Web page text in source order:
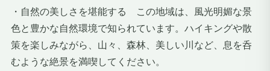
・自然の美しさを堪能する この地域は、風光明媚な景
色と豊かな自然環境で知られています。ハイキングや散
策を楽しみながら、山々、森林、美しい川など、息を呑
むような絶景を満喫してください。